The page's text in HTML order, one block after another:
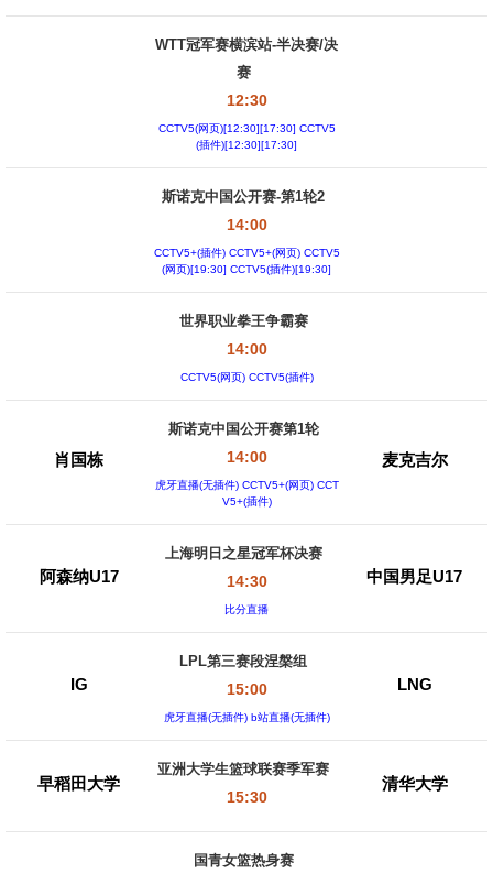
WTT冠军赛横滨站-半决赛/决
赛
12:30
CCTV5(网页)[12:30][17:30] CCTV5
(插件)[12:30][17:30]
斯诺克中国公开赛-第1轮2
14:00
CCTV5+(插件) CCTV5+(网页) CCTV5
(网页)[19:30] CCTV5(插件)[19:30]
世界职业拳王争霸赛
14:00
CCTV5(网页) CCTV5(插件)
肖国栋
斯诺克中国公开赛第1轮
14:00
虎牙直播(无插件) CCTV5+(网页) CCT
V5+(插件)
麦克吉尔
阿森纳U17
上海明日之星冠军杯决赛
14:30
比分直播
中国男足U17
IG
LPL第三赛段涅槃组
15:00
虎牙直播(无插件) b站直播(无插件)
LNG
早稻田大学
亚洲大学生篮球联赛季军赛
15:30
清华大学
国青女篮热身赛